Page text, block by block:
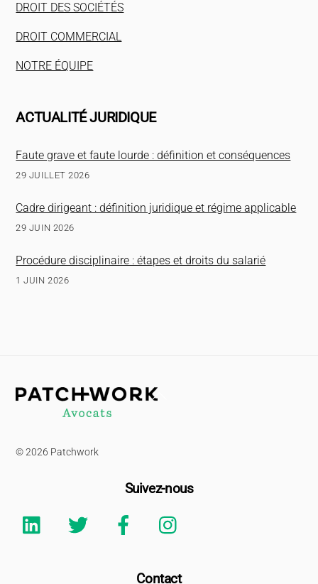
DROIT DES SOCIÉTÉS
DROIT COMMERCIAL
NOTRE ÉQUIPE
ACTUALITÉ JURIDIQUE
Faute grave et faute lourde : définition et conséquences
29 JUILLET 2026
Cadre dirigeant : définition juridique et régime applicable
29 JUIN 2026
Procédure disciplinaire : étapes et droits du salarié
1 JUIN 2026
© 2026 Patchwork
Suivez-nous
Linkedin Twitter Facebook
Contact